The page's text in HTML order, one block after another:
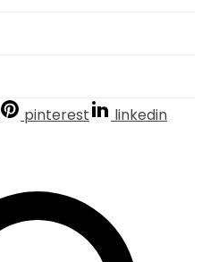
pinterest linkedin